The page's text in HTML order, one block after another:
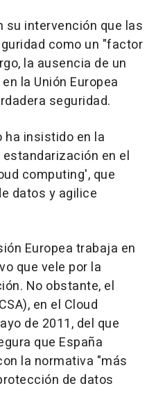
su intervención que las
como un "factor
la ausencia de un
la Unión Europea
seguridad.
ha insistido en la
en el
computing', que
datos y agilice
Europea trabaja en
que vele por la
No obstante, el
en el Cloud
de 2011, del que
que España
la normativa "más
de datos